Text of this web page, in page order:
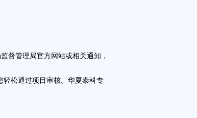
管理局官方网站或相关通知，
松通过项目审核。华夏泰科专